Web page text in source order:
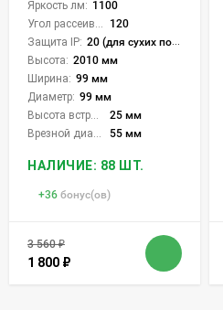
Яркость лм: 1100
120
Защита IP: 20 (для сухих пом.)
Высота: 2010 мм
Ширина: 99 мм
Диаметр: 99 мм
25 мм
55 мм
НАЛИЧИЕ: 88 ШТ.
+36 бонус(ов)
3 560₽
1 800 ₽